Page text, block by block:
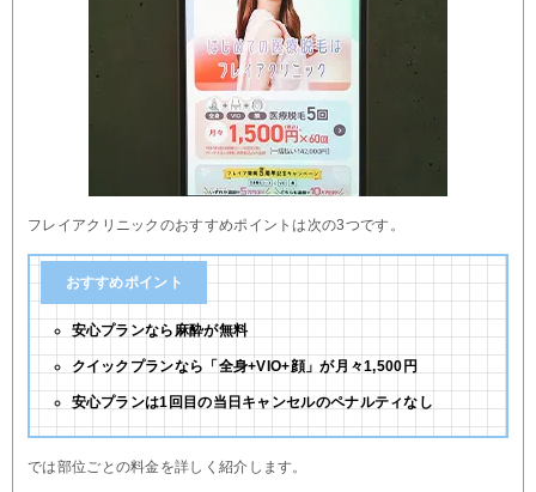
フレイアクリニックのおすすめポイントは次の3つです。
おすすめポイント
安心プランなら麻酔が無料
クイックプランなら「全身+VIO+顔」が月々1,500円
安心プランは1回目の当日キャンセルのペナルティなし
では部位ごとの料金を詳しく紹介します。